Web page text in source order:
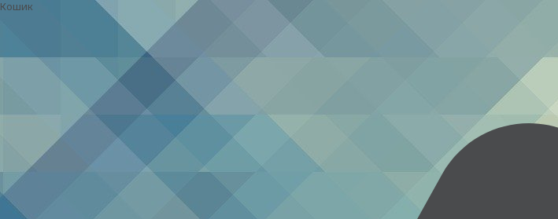
Кошик